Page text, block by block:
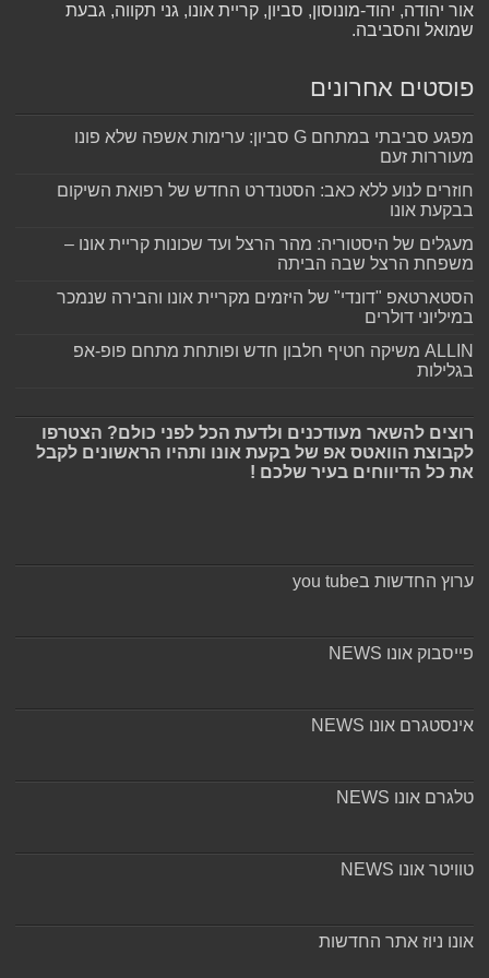
אור יהודה, יהוד-מונוסון, סביון, קריית אונו, גני תקווה, גבעת
שמואל והסביבה.
פוסטים אחרונים
מפגע סביבתי במתחם G סביון: ערימות אשפה שלא פונו
מעוררות זעם
חוזרים לנוע ללא כאב: הסטנדרט החדש של רפואת השיקום
בבקעת אונו
מעגלים של היסטוריה: מהר הרצל ועד שכונות קריית אונו –
משפחת הרצל שבה הביתה
הסטארטאפ "דונדי" של היזמים מקריית אונו והבירה שנמכר
במיליוני דולרים
ALLIN משיקה חטיף חלבון חדש ופותחת מתחם פופ-אפ
בגלילות
רוצים להשאר מעודכנים ולדעת הכל לפני כולם? הצטרפו
לקבוצת הוואטס אפ של בקעת אונו ותהיו הראשונים לקבל
את כל הדיווחים בעיר שלכם !
ערוץ החדשות בyou tube
פייסבוק אונו NEWS
אינסטגרם אונו NEWS
טלגרם אונו NEWS
טוויטר אונו NEWS
אונו ניוז אתר החדשות